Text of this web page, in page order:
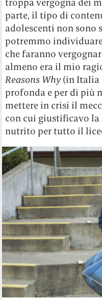
troppa vergogna dei
parte, il tipo di
adolescenti non sono
potremmo
che faranno
almeno era il mio
Reasons Why (in Italia
profonda e per di più
mettere in crisi il
con cui giustificavo la
nutrito per tutto il